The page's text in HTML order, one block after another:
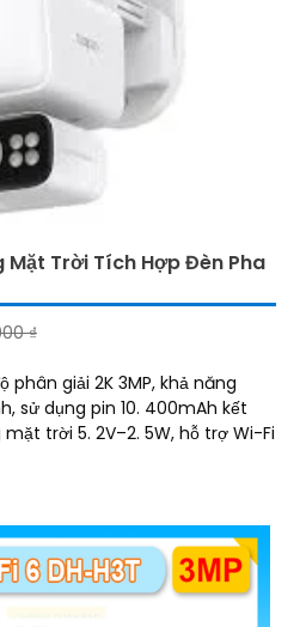
Trời Tích Hợp Đèn Pha
₫
phân giải 2K 3MP, khả năng
sử dụng pin 10. 400mAh kết
trời 5. 2V–2. 5W, hỗ trợ Wi-Fi